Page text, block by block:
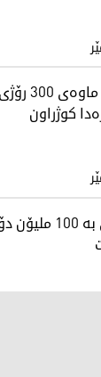
کوژراون
بانکی جیهانی